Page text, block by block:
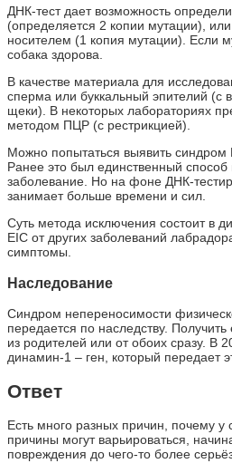
ДНК-тест дает возможность
(определяется 2 копии мутации),
носителем (1 копия мутации). Если
собака здорова.
В качестве материала для
сперма или буккальный эпителий (с
щеки). В некоторых лабораториях
методом ПЦР (с рестрикцией).
Можно попытаться выявить
Ранее это был единственный способ
заболевание. Но на фоне ДНК-
занимает больше времени и сил.
Суть метода исключения состоит в
EIC от других заболеваний
симптомы.
Наследование
Синдром непереносимости
передается по наследству.
из родителей или от обоих сразу. В
динамин-1 – ген, который передает
Ответ
Есть много разных причин, почему у
причины могут варьироваться,
повреждения до чего-то более